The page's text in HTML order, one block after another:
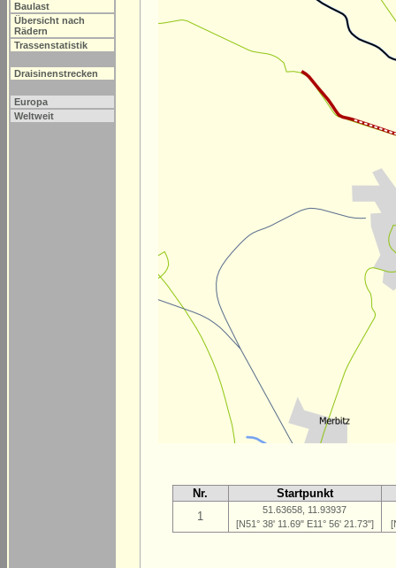
Baulast
Übersicht nach
Rädern
Trassenstatistik
Draisinenstrecken
Europa
Weltweit
Nr.
Startpunkt
1
51.63658, 11.93937
[N51° 38' 11.69" E11° 56' 21.73"]